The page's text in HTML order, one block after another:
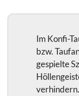
Im Konfi-
bzw.
gespielte
verhindern.